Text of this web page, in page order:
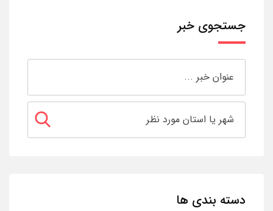
جستجوی خبر
دسته بندی ها